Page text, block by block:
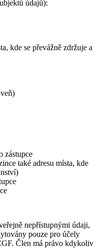
údajů):
kde se převážně zdržuje a
zástupce
také adresu místa, kde
nepřístupnými údaji,
pouze pro účely
Člen má právo kdykoliv